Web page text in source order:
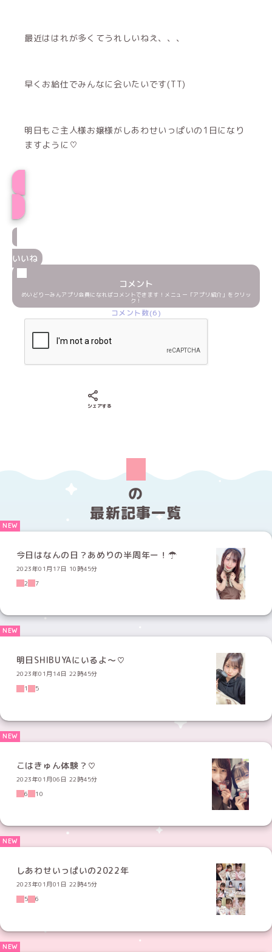
最近ははれが多くてうれしいねえ、、、
早くお給仕でみんなに会いたいです(TT)
明日もご主人様お嬢様がしあわせいっぱいの1日になり
ますように♡
いいね
コメント
めいどりーみんアプリ会員になればコメントできます！メニュー「アプリ紹介」をクリッ
ク！
コメント数(6)
シェアする
の
最新記事一覧
今日はなんの日？あめりの半周年ー！☂︎
2023年01月17日 10時45分
2
7
明日SHIBUYAにいるよ〜♡
2023年01月14日 22時45分
1
5
こはきゅん体験？♡
2023年01月06日 22時45分
6
10
しあわせいっぱいの2022年
2023年01月01日 22時45分
5
6